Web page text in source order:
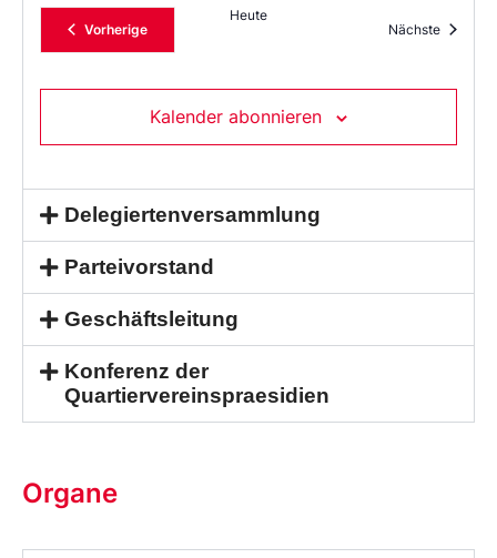
VorherigeVeranstaltungen
Heute
Nächste
Kalender abonnieren
Delegiertenversammlung
Parteivorstand
Geschäftsleitung
Konferenz der
Quartiervereinspraesidien
Organe